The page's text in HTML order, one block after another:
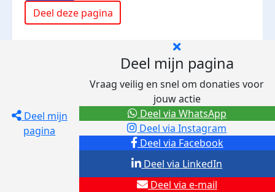
Deel deze pagina
Deel mijn
pagina
Deel mijn pagina
Vraag veilig en snel om donaties voor
jouw actie
Deel via Facebook
Deel via Instagram
Deel via e-mail
Deel via LinkedIn
Deel via WhatsApp